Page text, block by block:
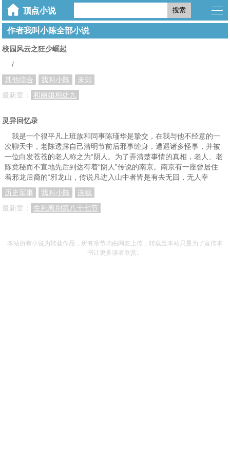
搜索
作者我叫小陈全部小说
校园风云之狂少崛起
/
其他综合
我叫小陈
未知
最新章：
和丽姐相处九
灵异回忆录
我是一个很平凡上班族和同事陈瑾华是挚交，在我与他不经意的一
次聊天中，老陈透露自己清明节前后邪事缠身，遭遇诸多怪事，并被
一位白发苍苍的老人称之为“阴人。为了弄清楚事情的真相，老人、老
陈竟秘而不宣地先后到达有着“阴人”传说的南京。南京有一座曾居住
着邪龙后裔的“邪龙山，传说凡进入山中者皆是有去无回，无人幸
历史军事
我叫小陈
连载
最新章：
生死离别第八十七节
本站所有小说为转载作品，所有章节均由网友上传，转载至本站只是为了宣传本
书让更多读者欣赏。